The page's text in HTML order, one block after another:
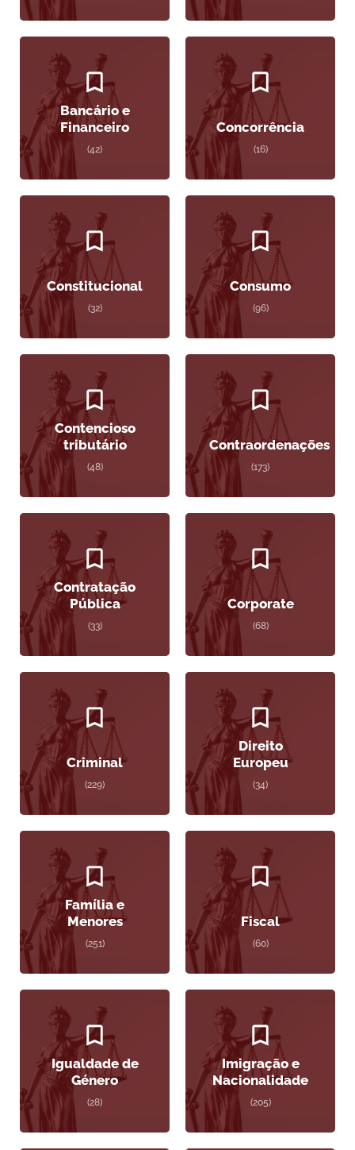
Bancário e
Financeiro
(42)
Concorrência
(16)
Constitucional
(32)
Consumo
(96)
Contencioso
tributário
(48)
Contraordenações
(173)
Contratação
Pública
(33)
Corporate
(68)
Criminal
(229)
Direito
Europeu
(34)
Família e
Menores
(251)
Fiscal
(60)
Igualdade de
Género
(28)
Imigração e
Nacionalidade
(205)